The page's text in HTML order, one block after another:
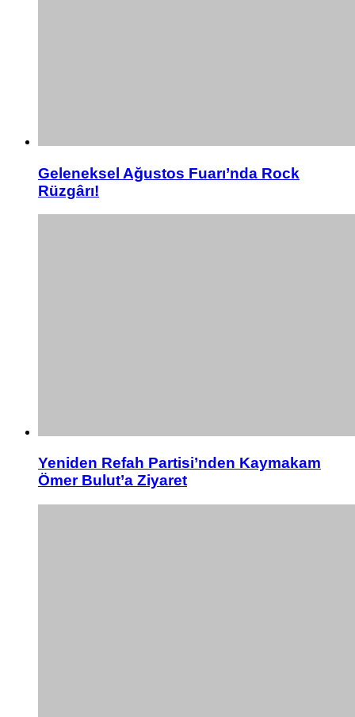
Geleneksel Ağustos Fuarı’nda Rock
Rüzgârı!
Yeniden Refah Partisi’nden Kaymakam
Ömer Bulut’a Ziyaret